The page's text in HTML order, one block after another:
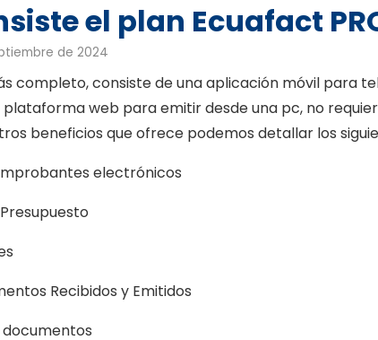
el plan Ecuafact
de 2024
completo, consiste de una aplicación móvil para
plataforma web para emitir desde una pc, no
beneficios que ofrece podemos detallar los
electrónicos
Recibidos y Emitidos